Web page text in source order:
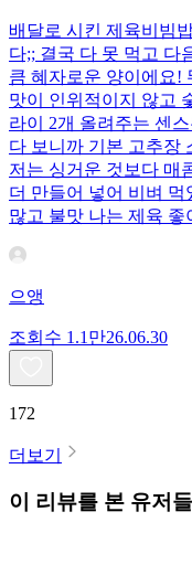
배달로 시킨 제육비빔
다;; 결국 다 못 먹고 다
큼 혜자로운 양이에요!
맛이 인위적이지 않고
라이 2개 올려주는 센
다 보니까 기본 고추장
저는 싱거운 것보다 매
더 만들어 넣어 비벼
많고 불맛 나는 제육
으앵
조회수 1.1만26.06.30
172
더보기
이 리뷰를 본 유저